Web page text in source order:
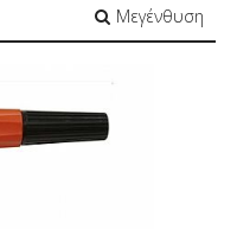
Μεγένθυση